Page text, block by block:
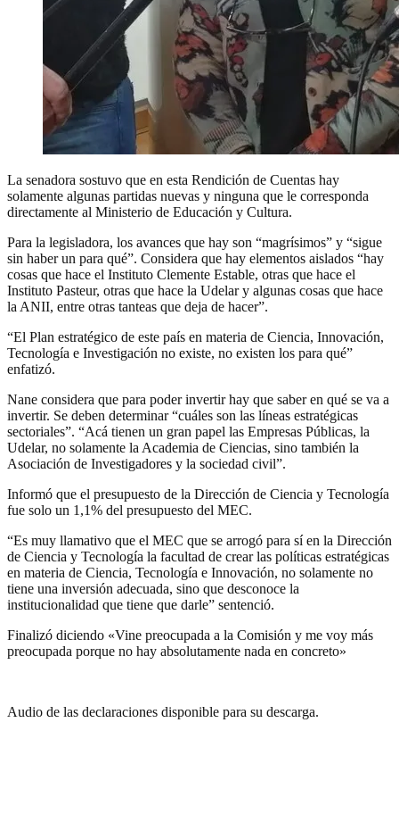
La senadora sostuvo que en esta Rendición de Cuentas hay
solamente algunas partidas nuevas y ninguna que le corresponda
directamente al Ministerio de Educación y Cultura.
Para la legisladora, los avances que hay son “magrísimos” y “sigue
sin haber un para qué”. Considera que hay elementos aislados “hay
cosas que hace el Instituto Clemente Estable, otras que hace el
Instituto Pasteur, otras que hace la Udelar y algunas cosas que hace
la ANII, entre otras tanteas que deja de hacer”.
“El Plan estratégico de este país en materia de Ciencia, Innovación,
Tecnología e Investigación no existe, no existen los para qué”
enfatizó.
Nane considera que para poder invertir hay que saber en qué se va a
invertir. Se deben determinar “cuáles son las líneas estratégicas
sectoriales”. “Acá tienen un gran papel las Empresas Públicas, la
Udelar, no solamente la Academia de Ciencias, sino también la
Asociación de Investigadores y la sociedad civil”.
Informó que el presupuesto de la Dirección de Ciencia y Tecnología
fue solo un 1,1% del presupuesto del MEC.
“Es muy llamativo que el MEC que se arrogó para sí en la Dirección
de Ciencia y Tecnología la facultad de crear las políticas estratégicas
en materia de Ciencia, Tecnología e Innovación, no solamente no
tiene una inversión adecuada, sino que desconoce la
institucionalidad que tiene que darle” sentenció.
Finalizó diciendo «Vine preocupada a la Comisión y me voy más
preocupada porque no hay absolutamente nada en concreto»
Audio de las declaraciones disponible para su descarga.